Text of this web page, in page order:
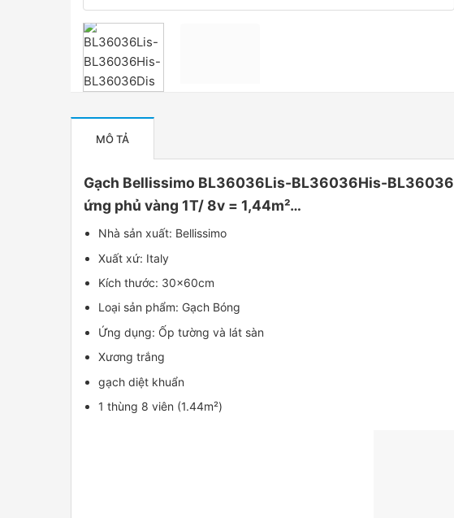
MÔ TẢ
Gạch Bellissimo BL36036Lis-BL36036His-
ứng phủ vàng 1T/ 8v = 1,44m²…
Nhà sản xuất: Bellissimo
Xuất xứ: Italy
Kích thước: 30x60cm
Loại sản phẩm: Gạch Bóng
Ứng dụng: Ốp tường và lát sàn
Xương trắng
gạch diệt khuẩn
1 thùng 8 viên (1.44m²)